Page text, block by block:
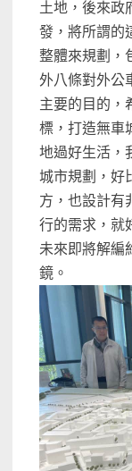
土地，後來政
發，將所謂的
整體來規劃，
外八條對外公
主要的目的，
標，打造無車
地過好生活，
城市規劃，好
方，也設計有
行的需求，就
未來即將解編
鏡。